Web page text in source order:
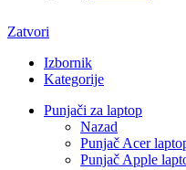
Zatvori
Izbornik
Kategorije
Punjači za laptop
Nazad
Punjač Acer
Punjač Apple